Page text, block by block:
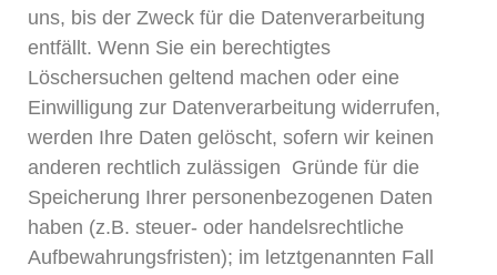
uns, bis der Zweck für die Datenverarbeitung
entfällt. Wenn Sie ein berechtigtes
Löschersuchen geltend machen oder eine
Einwilligung zur Datenverarbeitung widerrufen,
werden Ihre Daten gelöscht, sofern wir keinen
anderen rechtlich zulässigen Gründe für die
Speicherung Ihrer personenbezogenen Daten
haben (z.B. steuer- oder handelsrechtliche
Aufbewahrungsfristen); im letztgenannten Fall